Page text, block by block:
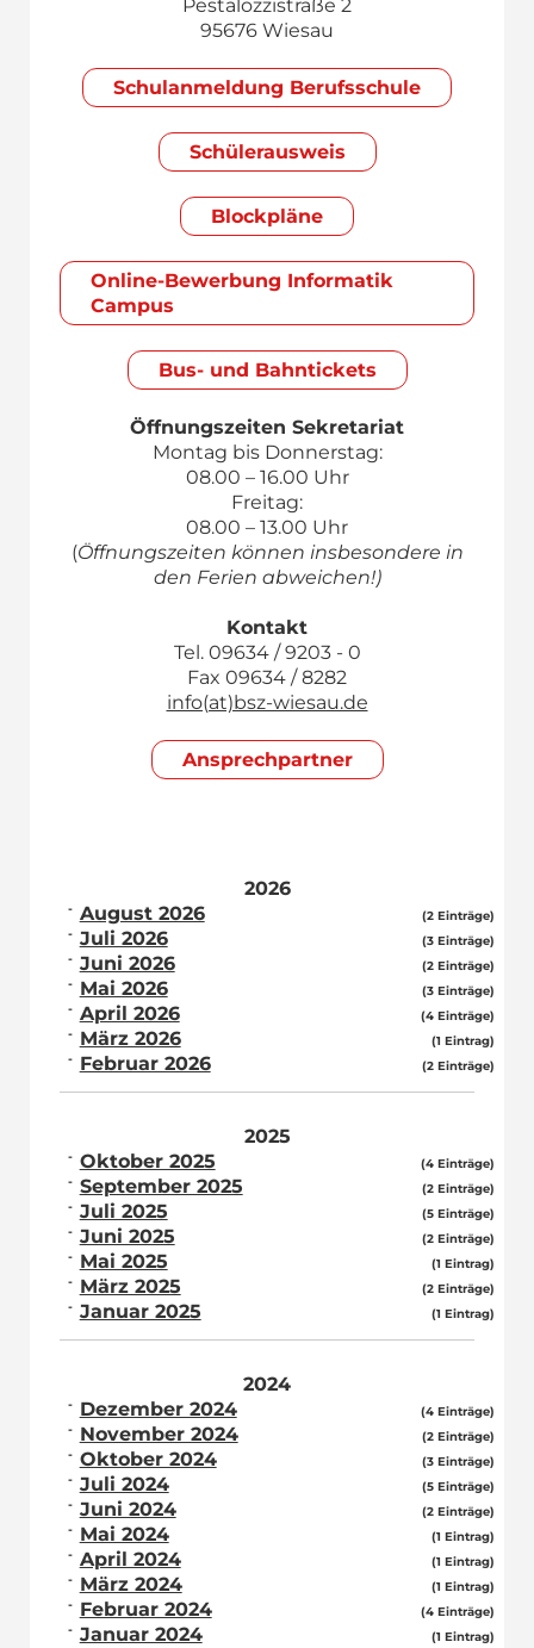
Pestalozzistraße 2
95676 Wiesau
Schul­anmeldung Berufsschule
Schülerausweis
Blockpläne
Online-Bewerbung Informatik
Campus
Bus- und Bahntickets
Öffnungszeiten Sekretariat
Montag bis Donnerstag:
08.00 – 16.00 Uhr
Freitag:
08.00 – 13.00 Uhr
(Öffnungszeiten können insbesondere in
den Ferien abweichen!)
Kontakt
Tel. 09634 / 9203 - 0
Fax 09634 / 8282
info(at)bsz-wiesau.de
Ansprech­partner
2026
August 2026
(2 Einträge)
Juli 2026 (3 Einträge)
Juni 2026 (2 Einträge)
Mai 2026 (3 Einträge)
April 2026 (4 Einträge)
März 2026 (1 Eintrag)
Februar 2026 (2 Einträge)
2025
Oktober 2025
(4 Einträge)
September 2025 (2 Einträge)
Juli 2025 (5 Einträge)
Juni 2025 (2 Einträge)
Mai 2025 (1 Eintrag)
März 2025 (2 Einträge)
Januar 2025 (1 Eintrag)
2024
Dezember 2024
(4 Einträge)
November 2024 (2 Einträge)
Oktober 2024 (3 Einträge)
Juli 2024 (5 Einträge)
Juni 2024 (2 Einträge)
Mai 2024 (1 Eintrag)
April 2024 (1 Eintrag)
März 2024 (1 Eintrag)
Februar 2024 (4 Einträge)
Januar 2024 (1 Eintrag)